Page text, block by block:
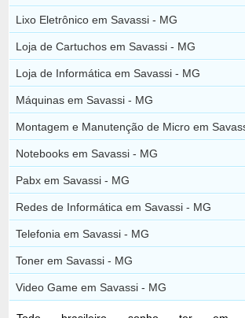
Lixo Eletrônico em Savassi - MG
Loja de Cartuchos em Savassi - MG
Loja de Informática em Savassi - MG
Máquinas em Savassi - MG
Montagem e Manutenção de Micro em
Notebooks em Savassi - MG
Pabx em Savassi - MG
Redes de Informática em Savassi - MG
Telefonia em Savassi - MG
Toner em Savassi - MG
Video Game em Savassi - MG